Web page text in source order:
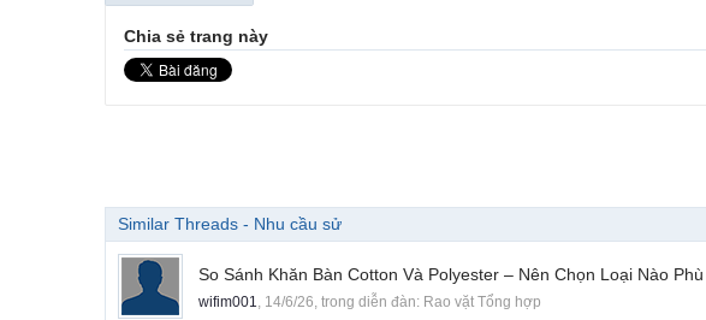
Chia sẻ trang này
Similar Threads - Nhu cầu sử
So Sánh Khăn Bàn Cotton Và Polyester – Nên Chọn Loại Nào
wifim001, 14/6/26, trong diễn đàn: Rao vặt Tổng hợp